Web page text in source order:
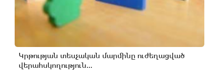
Կրթության տեսչական մարմինը ուժեղացված
վերահսկողություն...